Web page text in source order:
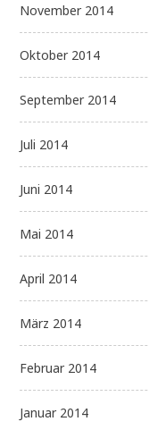
November 2014
Oktober 2014
September 2014
Juli 2014
Juni 2014
Mai 2014
April 2014
März 2014
Februar 2014
Januar 2014